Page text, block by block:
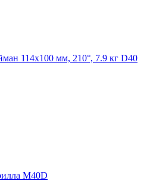
114x100 мм, 210°, 7.9 кг D40
M40D